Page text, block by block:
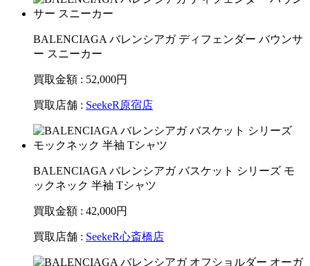
BALENCIAGA バレンシアガ ディフェンダー バウンサ
ー スニーカー
買取金額 : 52,000円
買取店舗 : SeekeR原宿店
BALENCIAGA バレンシアガ バスケット シリーズ モ
ックネック 半袖 Tシャツ
買取金額 : 42,000円
買取店舗 : SeekeR心斎橋店